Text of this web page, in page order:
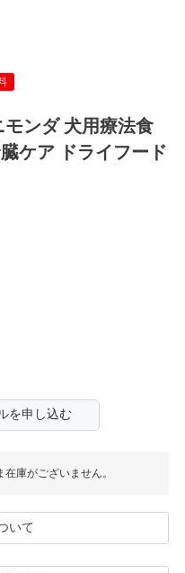
モンダ 犬用療法食
ケア ドライフード
を申し込む
庫がございません。
いて